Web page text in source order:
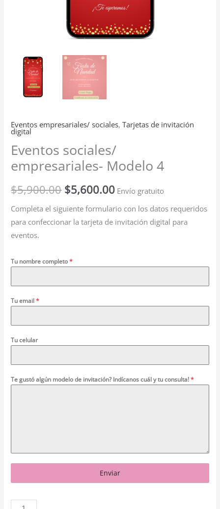
Eventos empresariales/ sociales,Tarjetas de invitación
digital
Eventos sociales/
empresariales- Modelo 4
$5,900.00 $5,600.00 Envío gratuito
Completa el siguiente formulario con los datos requeridos
para confeccionar la tarjeta de invitación digital para
eventos.
Tu nombre completo*
Tu email*
Tu celular
Te gustó algún modelo de invitación? Indícanos cuál y tu consulta!*
Enviar